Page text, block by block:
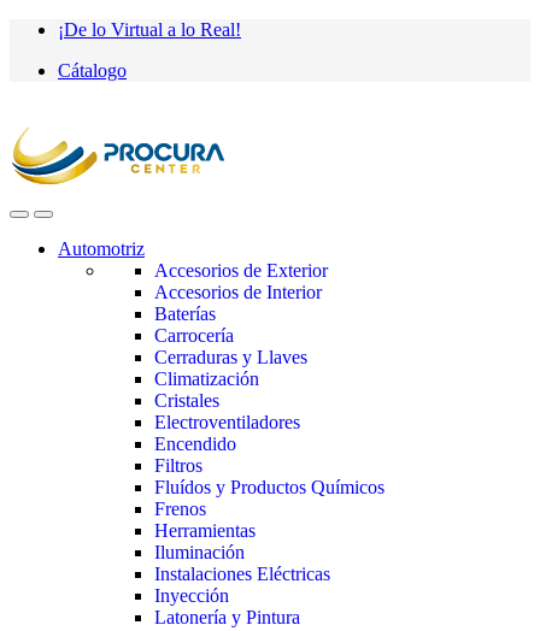
Saltar
navegación
saltar
contenido
¡De lo Virtual a lo Real!
Cátalogo
Automotriz
Accesorios de Exterior
Accesorios de Interior
Baterías
Carrocería
Cerraduras y Llaves
Climatización
Cristales
Electroventiladores
Encendido
Filtros
Fluídos y Productos Químicos
Frenos
Herramientas
Iluminación
Instalaciones Eléctricas
Inyección
Latonería y Pintura